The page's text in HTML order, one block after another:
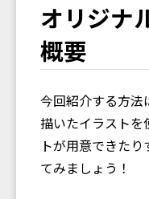
オリジナ
概要
今回紹介する方法
描いたイラストを
トが用意できた
てみましょう！